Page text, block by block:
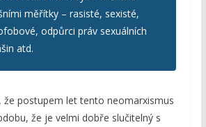
měřítky – rasisté, sexisté,
odpůrci práv sexuálních
atd.
že postupem let tento neomarxismus
že je velmi dobře slučitelný s